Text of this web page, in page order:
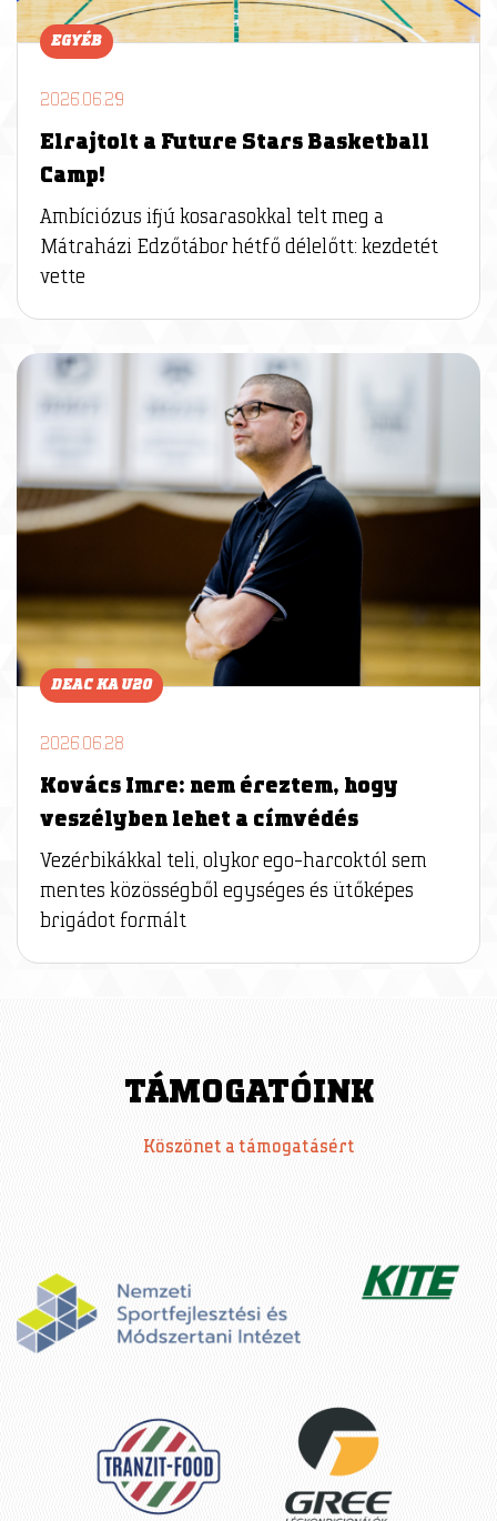
EGYÉB
2026.06.29
Elrajtolt a Future Stars Basketball
Camp!
Ambíciózus ifjú kosarasokkal telt meg a
Mátraházi Edzőtábor hétfő délelőtt: kezdetét
vette
DEAC KA U20
2026.06.28
Kovács Imre: nem éreztem, hogy
veszélyben lehet a címvédés
Vezérbikákkal teli, olykor ego-harcoktól sem
mentes közösségből egységes és ütőképes
brigádot formált
TÁMOGATÓINK
Köszönet a támogatásért